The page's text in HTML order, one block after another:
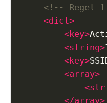
<!-- Regel
<dict>
<key>
<string>
<key>
<array>
</array>